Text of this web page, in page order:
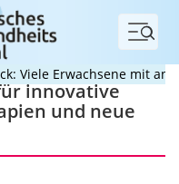
Menü
Erwachsene mit
innovative
und neue